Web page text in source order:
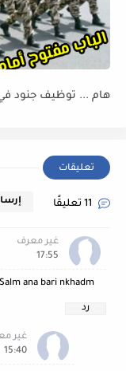
هام ... توظيف جنود
تعليقات
غير معرف
17:55
Salm ana bari nkhadm
رد
غير
15:40